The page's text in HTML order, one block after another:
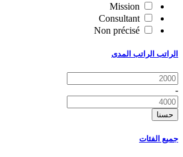
Mission
Consultant
Non précisé
الراتب الراتب المدى
-
حسنا
جميع الفئات